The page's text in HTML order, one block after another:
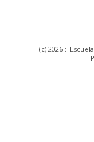
(c) 2026 ::